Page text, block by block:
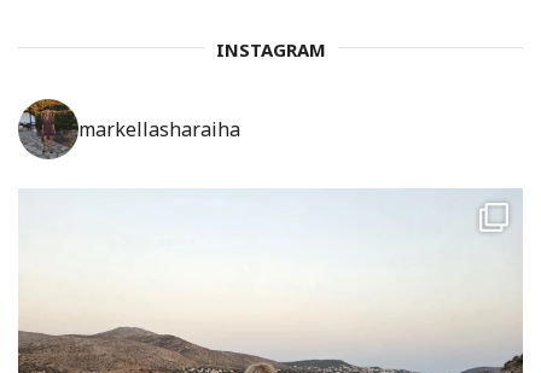
INSTAGRAM
markellasharaiha